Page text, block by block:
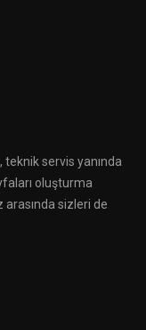
teknik servis yanında
oluşturma
sizleri de